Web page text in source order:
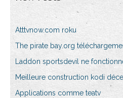
Atttvnow.com roku
The pirate bay.org
Laddon sportsdevil ne
Meilleure construction kodi
Applications comme teatv